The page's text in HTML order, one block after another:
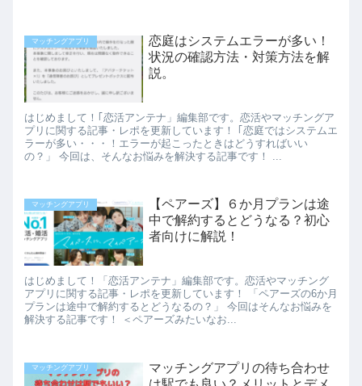
マッチングアプリ
恋庭はシステムエラーが多い！
状況の確認方法・対策方法を解
説。
はじめまして！｢恋活アンテナ」編集部です。恋活やマッチングア
プリに関する記事・レポを更新しています！ ｢恋庭ではシステムエ
ラーが多い・・・！エラーが起こったときはどうすればいい
の？」 今回は、そんなお悩みを解決する記事です！ ...
マッチングアプリ
【ペアーズ】６か月プランは途
中で解約するとどうなる？初心
者向けに解説！
はじめまして！「恋活アンテナ」編集部です。恋活やマッチング
アプリに関する記事・レポを更新しています！ 「ペアーズの6か月
プランは途中で解約するとどうなるの？」 今回はそんなお悩みを
解決する記事です！ ＜ペアーズみたいなお...
マッチングアプリ
マッチングアプリの待ち合わせ